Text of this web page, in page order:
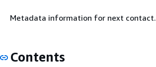
Metadata information for next contact.
Contents